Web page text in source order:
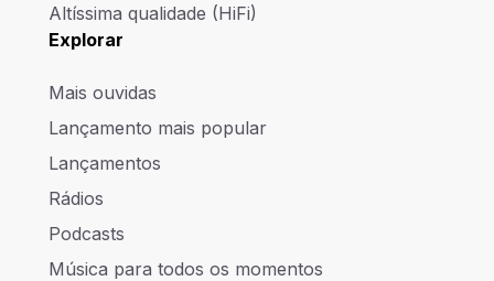
Altíssima qualidade (HiFi)
Explorar
Mais ouvidas
Lançamento mais popular
Lançamentos
Rádios
Podcasts
Música para todos os momentos